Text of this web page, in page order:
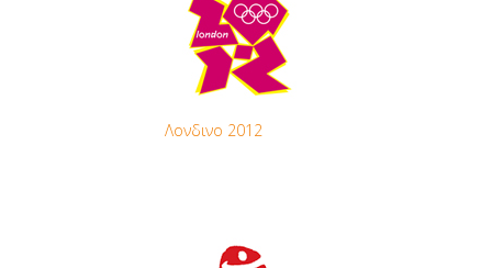
Λονδινο 2012